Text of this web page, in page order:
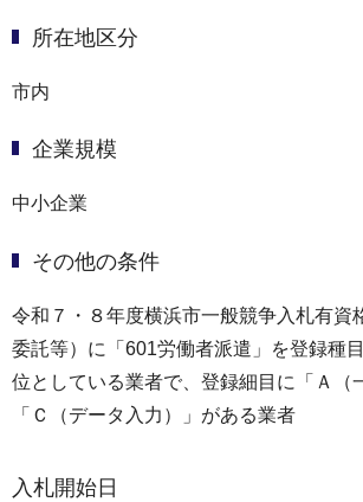
所在地区分
市内
企業規模
中小企業
その他の条件
令和７・８年度横浜市一般競争入札有資
委託等）に「601労働者派遣」を登録種
位としている業者で、登録細目に「Ａ（
「Ｃ（データ入力）」がある業者
入札開始日